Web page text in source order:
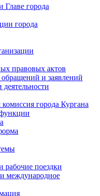
города
города
правовых актов
и заявлений
города Кургана
поездки
международное